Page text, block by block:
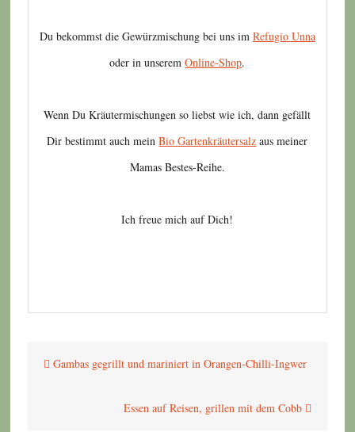
Du bekommst die Gewürzmischung bei uns im Refugio Unna
oder in unseremOnline-Shop.
Wenn Du Kräutermischungen so liebst wie ich, dann gefällt
Dir bestimmt auch meinBio Gartenkräutersalz aus meiner
Mamas Bestes-Reihe.
Ich freue mich auf Dich!
Gambas gegrillt und mariniert in Orangen-Chilli-Ingwer
Essen auf Reisen, grillen mit dem Cobb